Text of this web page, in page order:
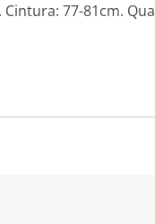
77-81cm.